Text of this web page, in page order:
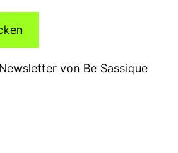
von Be Sassique